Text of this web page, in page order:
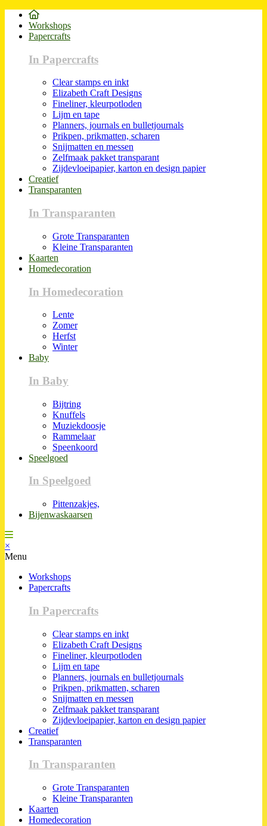
Workshops
Papercrafts
In Papercrafts
Clear stamps en inkt
Elizabeth Craft Designs
Fineliner, kleurpotloden
Lijm en tape
Planners, journals en bulletjournals
Prikpen, prikmatten, scharen
Snijmatten en messen
Zelfmaak pakket transparant
Zijdevloeipapier, karton en design papier
Creatief
Transparanten
In Transparanten
Grote Transparanten
Kleine Transparanten
Kaarten
Homedecoration
In Homedecoration
Lente
Zomer
Herfst
Winter
Baby
In Baby
Bijtring
Knuffels
Muziekdoosje
Rammelaar
Speenkoord
Speelgoed
In Speelgoed
Pittenzakjes,
Bijenwaskaarsen
×
Menu
Workshops
Papercrafts
In Papercrafts
Clear stamps en inkt
Elizabeth Craft Designs
Fineliner, kleurpotloden
Lijm en tape
Planners, journals en bulletjournals
Prikpen, prikmatten, scharen
Snijmatten en messen
Zelfmaak pakket transparant
Zijdevloeipapier, karton en design papier
Creatief
Transparanten
In Transparanten
Grote Transparanten
Kleine Transparanten
Kaarten
Homedecoration